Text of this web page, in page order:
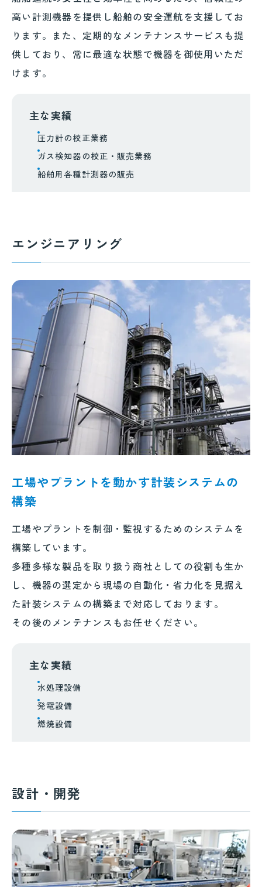
高い計測機器を提供し船舶の安全運航を支援してお
ります。また、定期的なメンテナンスサービスも提
供しており、常に最適な状態で機器を御使用いただ
けます。
主な実績
圧力計の校正業務
ガス検知器の校正・販売業務
船舶用各種計測器の販売
エンジニアリング
工場やプラントを動かす計装システムの
構築
工場やプラントを制御・監視するためのシステムを
構築しています。
多種多様な製品を取り扱う商社としての役割も生か
し、機器の選定から現場の自動化・省力化を見据え
た計装システムの構築まで対応しております。
その後のメンテナンスもお任せください。
主な実績
水処理設備
発電設備
燃焼設備
設計・開発